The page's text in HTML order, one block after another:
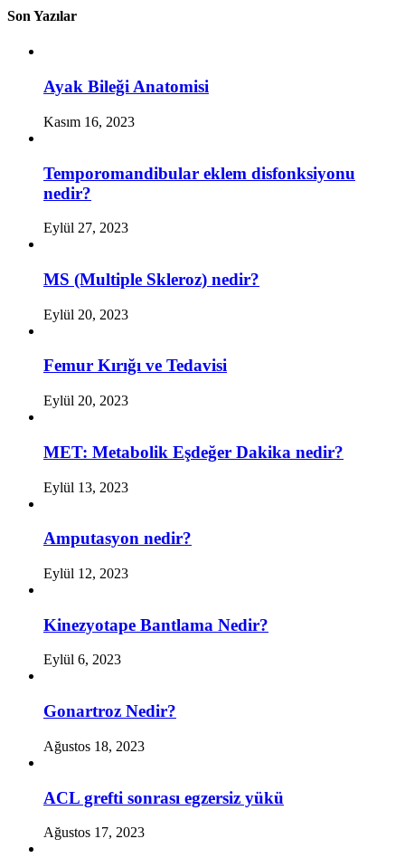
Son Yazılar
Ayak Bileği Anatomisi
Kasım 16, 2023
Temporomandibular eklem disfonksiyonu
nedir?
Eylül 27, 2023
MS (Multiple Skleroz) nedir?
Eylül 20, 2023
Femur Kırığı ve Tedavisi
Eylül 20, 2023
MET: Metabolik Eşdeğer Dakika nedir?
Eylül 13, 2023
Amputasyon nedir?
Eylül 12, 2023
Kinezyotape Bantlama Nedir?
Eylül 6, 2023
Gonartroz Nedir?
Ağustos 18, 2023
ACL grefti sonrası egzersiz yükü
Ağustos 17, 2023